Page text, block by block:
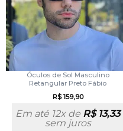
Óculos de Sol Masculino
Retangular Preto Fábio
R$159,90
Em até 12x de R$13,33
sem juros